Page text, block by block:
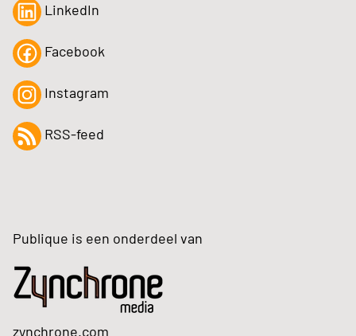
LinkedIn
Facebook
Instagram
RSS-feed
Publique is een onderdeel van
zynchrone.com